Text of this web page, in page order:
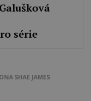
série
SHAE JAMES